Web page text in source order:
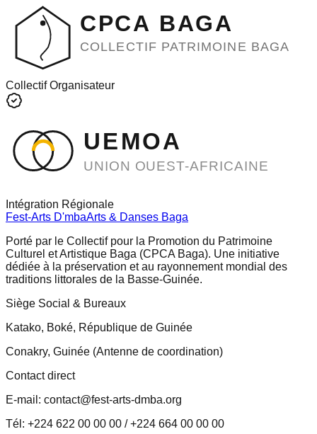
CPCA BAGA
COLLECTIF PATRIMOINE BAGA
Collectif Organisateur
UEMOA
UNION OUEST-AFRICAINE
Intégration Régionale
Fest-Arts D'mbaArts & Danses Baga
Porté par le Collectif pour la Promotion du Patrimoine
Culturel et Artistique Baga (CPCA Baga). Une initiative
dédiée à la préservation et au rayonnement mondial des
traditions littorales de la Basse-Guinée.
Siège Social & Bureaux
Katako, Boké, République de Guinée
Conakry, Guinée (Antenne de coordination)
Contact direct
E-mail: contact@fest-arts-dmba.org
Tél: +224 622 00 00 00 / +224 664 00 00 00